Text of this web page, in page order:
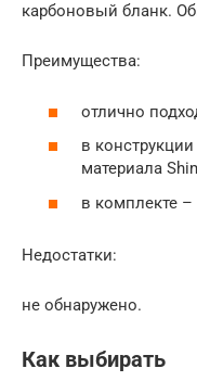
карбоновый бланк.
Преимущества:
отлично
в
материала
в комплекте
Недостатки:
не обнаружено.
Как выбирать